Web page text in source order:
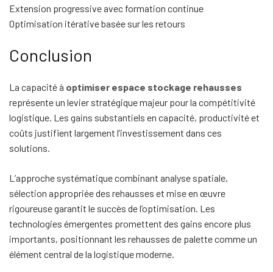
Extension progressive avec formation continue
Optimisation itérative basée sur les retours
Conclusion
La capacité à optimiser espace stockage rehausses
représente un levier stratégique majeur pour la compétitivité
logistique. Les gains substantiels en capacité, productivité et
coûts justifient largement l’investissement dans ces
solutions.
L’approche systématique combinant analyse spatiale,
sélection appropriée des rehausses et mise en œuvre
rigoureuse garantit le succès de l’optimisation. Les
technologies émergentes promettent des gains encore plus
importants, positionnant les rehausses de palette comme un
élément central de la logistique moderne.